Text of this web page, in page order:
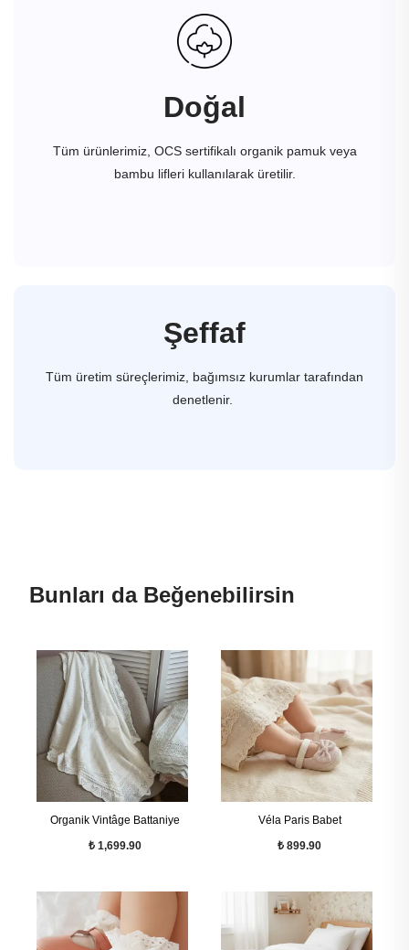
Doğal
Tüm ürünlerimiz, OCS sertifikalı organik pamuk veya
bambu lifleri kullanılarak üretilir.
Şeffaf
Tüm üretim süreçlerimiz, bağımsız kurumlar tarafından
denetlenir.
Bunları da Beğenebilirsin
Organik Vintâge Battaniye
₺ 1,699.90
Véla Paris Babet
₺ 899.90